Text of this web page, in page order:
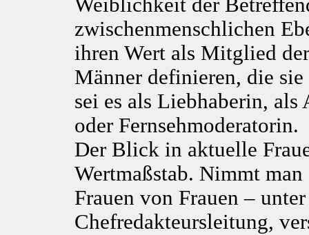
Weiblichkeit der
zwischenmenschlichen
ihren Wert als Mitglied
Männer definieren, die
sei es als Liebhaberin, als
oder Fernsehmoderatorin.
Der Blick in aktuelle
Wertmaßstab. Nimmt
Frauen von Frauen –
Chefredakteursleitung,